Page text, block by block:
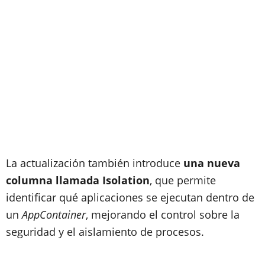
La actualización también introduce una nueva
columna llamada Isolation, que permite
identificar qué aplicaciones se ejecutan dentro de
unAppContainer, mejorando el control sobre la
seguridad y el aislamiento de procesos.